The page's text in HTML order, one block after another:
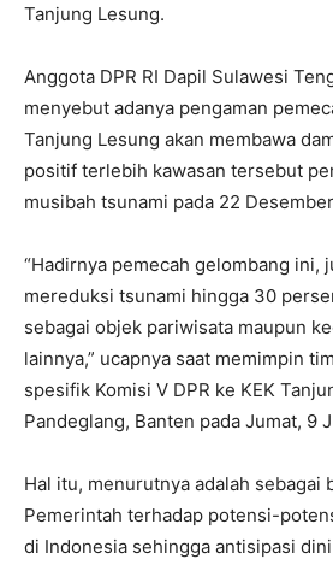
Tanjung Lesung.
Anggota DPR RI Dapil Sulawesi
menyebut adanya pengaman
Tanjung Lesung akan membawa
positif terlebih kawasan tersebut
musibah tsunami pada 22
“Hadirnya pemecah gelombang ini,
mereduksi tsunami hingga 30
sebagai objek pariwisata maupun
lainnya,” ucapnya saat memimpin
spesifik Komisi V DPR ke KEK
Pandeglang, Banten pada Jumat, 9
Hal itu, menurutnya adalah sebagai
Pemerintah terhadap potensi-
di Indonesia sehingga antisipasi